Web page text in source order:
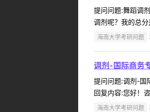
提问问题:舞蹈调
调剂呢？我的总
海南大学考研问题
调剂-国际商务
提问问题:调剂-国
回复内容:您好！
海南大学考研问题